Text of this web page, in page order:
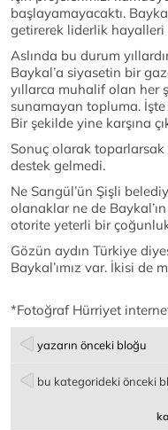
başlayamayacaktı.
getirerek liderlik
Aslında bu durum
Baykal’a siyasetin bir
yıllarca muhalif olan her
sunamayan topluma.
Bir şekilde yine karşına
Sonuç olarak
destek gelmedi.
Ne Sarıgül’ün Şişli
olanaklar ne de
otorite yeterli bir
Gözün aydın Türkiye
Baykal’ımız var. İkisi
*Fotoğraf Hürriyet
yazarın önceki bloğu
bu kategorideki önceki